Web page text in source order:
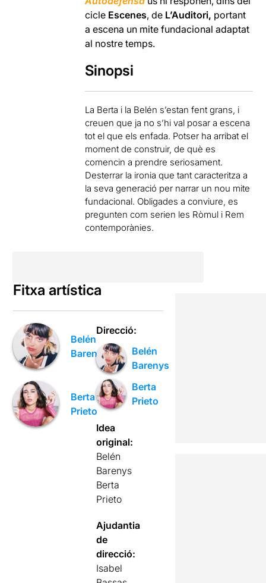
cicle Escenes, de L’Auditori, portant
a escena un mite fundacional adaptat
al nostre temps.
Sinopsi
La Berta i la Belén s’estan fent grans, i
creuen que ja no s’hi val posar a escena
tot el que els enfada. Potser ha arribat el
moment de construir, de què es
comencin a prendre seriosament.
Desterrar la ironia que tant caracteritza a
la seva generació per narrar un nou mite
fundacional. Obligades a conviure, es
pregunten com serien les Ròmul i Rem
contemporànies.
Fitxa artística
Belén
Barenys
Berta
Prieto
Direcció:
Belén
Barenys
Berta
Prieto
Idea
original:
Belén
Barenys
Berta
Prieto
Ajudantia
de
direcció:
Isabel